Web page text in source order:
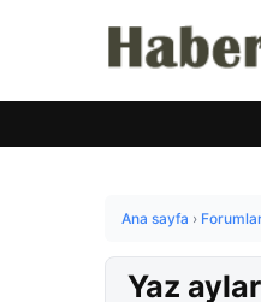
Ana sayfa ›
Yaz